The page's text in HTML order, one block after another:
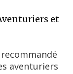
et
aventuriers